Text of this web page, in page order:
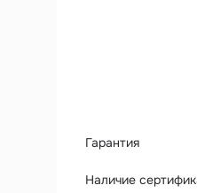
Гарантия
Наличие